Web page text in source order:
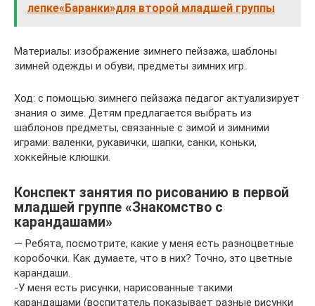
лепке«Баранки»для второй младшей группы
Материалы: изображение зимнего пейзажа, шаблоны
зимней одежды и обуви, предметы зимних игр.
Ход: с помощью зимнего пейзажа педагог актуализирует
знания о зиме. Детям предлагается выбрать из
шаблонов предметы, связанные с зимой и зимними
играми: валенки, рукавички, шапки, санки, коньки,
хоккейные клюшки.
Конспект занятия по рисованию в первой
младшей группе «Знакомство с
карандашами»
— Ребята, посмотрите, какие у меня есть разноцветные
коробочки. Как думаете, что в них? Точно, это цветные
карандаши.
-У меня есть рисунки, нарисованные такими
карандашами (воспитатель показывает разные рисунки